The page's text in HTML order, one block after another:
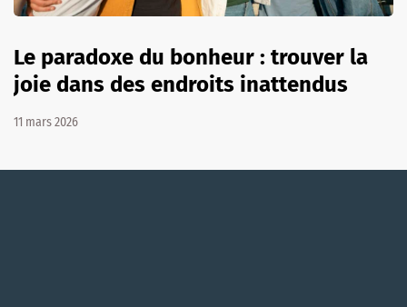
Le paradoxe du bonheur : trouver la
joie dans des endroits inattendus
11 mars 2026